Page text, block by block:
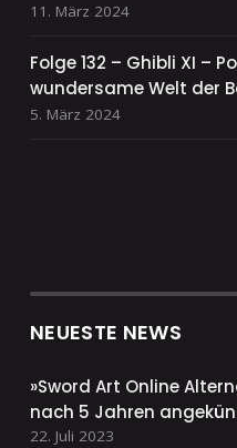
11. März 2024
Folge 132 – Ghibli XI –
wundersame Welt der
5. März 2024
NEUESTE NEWS
»Sword Art Online
nach 5 Jahren
22. Juli 2023